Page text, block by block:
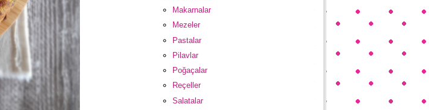
Makarnalar
Mezeler
Pastalar
Pilavlar
Poğaçalar
Reçeller
Salatalar